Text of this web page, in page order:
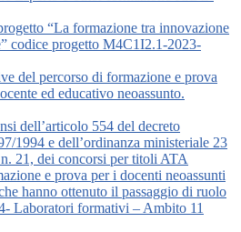
“La formazione tra innovazione
codice progetto M4C1I2.1-2023-
del percorso di formazione e prova
ed educativo neoassunto.
dell’articolo 554 del decreto
1994 e dell’ordinanza ministeriale 23
21, dei concorsi per titoli ATA
e prova per i docenti neoassunti
hanno ottenuto il passaggio di ruolo
Laboratori formativi – Ambito 11